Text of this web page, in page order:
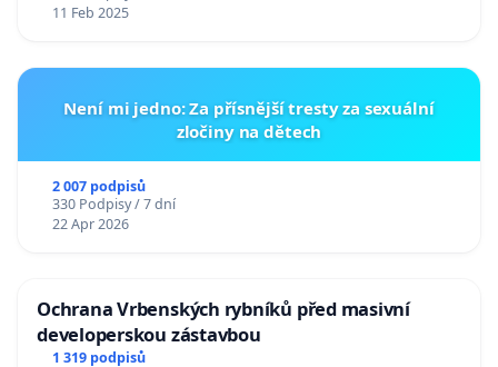
11 Feb 2025
Není mi jedno: Za přísnější tresty za sexuální
zločiny na dětech
2 007 podpisů
330 Podpisy / 7 dní
22 Apr 2026
Ochrana Vrbenských rybníků před masivní
developerskou zástavbou
1 319 podpisů